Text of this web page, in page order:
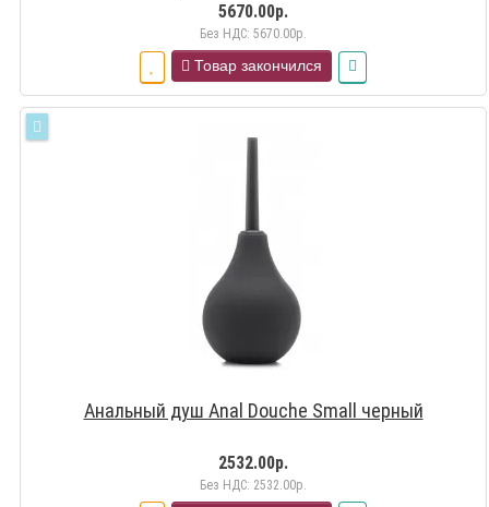
5670.00р.
Без НДС: 5670.00р.
Товар закончился
Анальный душ Anal Douche Small черный
2532.00р.
Без НДС: 2532.00р.